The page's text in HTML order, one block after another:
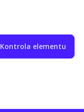
Kontrola elementu